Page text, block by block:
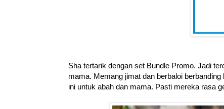
Sha tertarik dengan set Bundle Promo. Jadi
mama. Memang jimat dan berbaloi
ini untuk abah dan mama. Pasti mereka rasa